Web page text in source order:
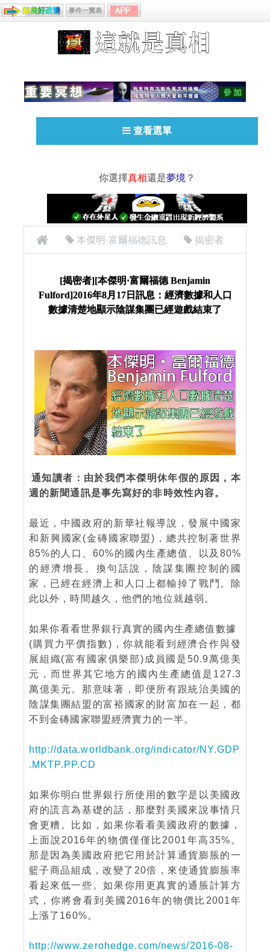
事件一覽表
查看選單
你選擇真相還是夢境 ？
本傑明·富爾福德訊息 揭密者
年8月17日訊息：經濟數據和人口數據清楚地顯示陰
謀集團已經遊戲結束了
[揭密者][本傑明·富爾福德 Benjamin
Fulford]2016年8月17日訊息：經濟數據和人口
數據清楚地顯示陰謀集團已經遊戲結束了
通知讀者：由於我們本傑明休年假的原因，本
週的新聞通訊是事先寫好的非時效性內容。
最近，中國政府的新華社報導說，發展中國家
和新興國家(金磚國家聯盟)，總共控制著世界
85%的人口、60%的國內生產總值、以及80%
的經濟增長。換句話說，陰謀集團控制的國
家，已經在經濟上和人口上都輸掉了戰鬥。除
此以外，時間越久，他們的地位就越弱。
如果你看看世界銀行真實的國內生產總值數據
(購買力平價指數)，你就能看到經濟合作與發
展組織(富有國家俱樂部)成員國是50.9萬億美
元，而世界其它地方的國內生產總值是127.3
萬億美元。那意味著，即便所有跟統治美國的
陰謀集團結盟的富裕國家的財富加在一起，都
不到金磚國家聯盟經濟實力的一半。
http://data.worldbank.org/indicator/NY.GDP
.MKTP.PP.CD
如果你明白世界銀行所使用的數字是以美國政
府的謊言為基礎的話，那麼對美國來說事情只
會更糟。比如，如果你看看美國政府的數據，
上面說2016年的物價僅僅比2001年高35%。
那是因為美國政府把它用於計算通貨膨脹的一
籃子商品組成，改變了20倍，來使通貨膨脹率
看起來低一些。如果你用更真實的通脹計算方
式，你將會看到美國2016年的物價比2001年
上漲了160%。
http://www.zerohedge.com/news/2016-08-